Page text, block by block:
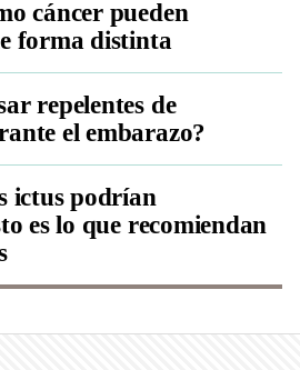
cáncer pueden
forma distinta
repelentes de
el embarazo?
ictus podrían
es lo que recomiendan